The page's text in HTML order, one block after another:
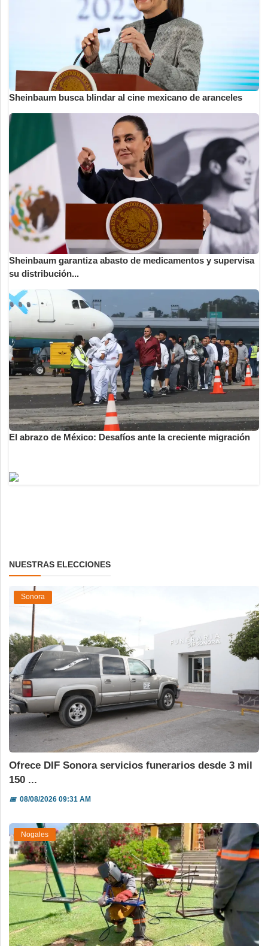
Sheinbaum busca blindar al cine mexicano de aranceles
Sheinbaum garantiza abasto de medicamentos y supervisa
su distribución...
El abrazo de México: Desafíos ante la creciente migración
NUESTRAS ELECCIONES
Sonora
Ofrece DIF Sonora servicios funerarios desde 3 mil
150 ...
📅08/08/2026 09:31 AM
Nogales